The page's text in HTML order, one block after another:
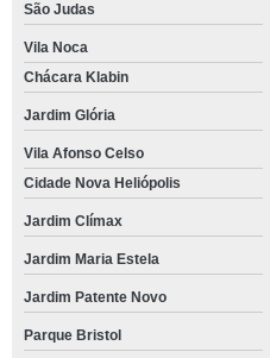
São Judas
Vila Noca
Chácara Klabin
Jardim Glória
Vila Afonso Celso
Cidade Nova Heliópolis
Jardim Clímax
Jardim Maria Estela
Jardim Patente Novo
Parque Bristol